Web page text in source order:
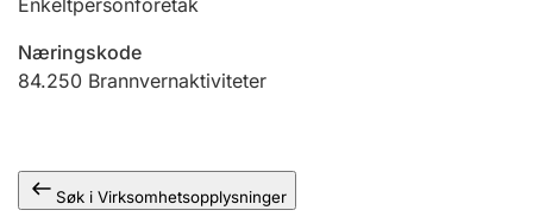
Offentlig sektor
Enkeltpersonforetak
Næringskode
84.250 Brannvernaktiviteter
Søk i Virksomhetsopplysninger